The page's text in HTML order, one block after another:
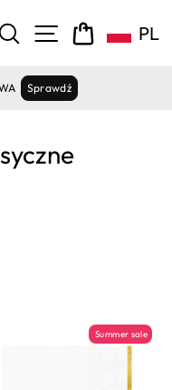
SZUKAJNAWIGACJA
KOSZYK
PL
Sprawdź
Summer sale